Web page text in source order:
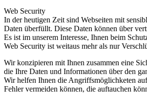
Web Security
In der heutigen Zeit sind Webseiten mit
Daten überfüllt. Diese Daten können über
Es ist im unserem Interesse, Ihnen beim
Web Security ist weitaus mehr als nur
Wir konzipieren mit Ihnen zusammen eine
die Ihre Daten und Informationen über den
Wir helfen Ihnen die Angriffsmöglichketen
Fehler vermeiden können, die auftauchen